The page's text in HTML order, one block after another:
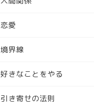
恋愛
境界線
好きなことをやる
引き寄せの法則